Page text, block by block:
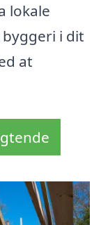
lokale
i dit
at